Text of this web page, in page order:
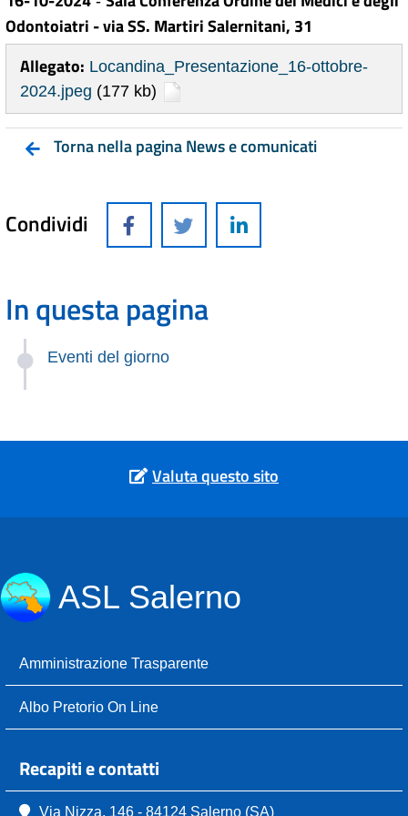
Odontoiatri - via SS. Martiri Salernitani, 31
Allegato: Locandina_Presentazione_16-ottobre-
2024.jpeg (177 kb)
Torna nella pagina News e comunicati
Condividi
In questa pagina
Eventi del giorno
Valuta questo sito
ASL Salerno
Amministrazione Trasparente
Albo Pretorio On Line
Recapiti e contatti
Via Nizza, 146 - 84124 Salerno (SA)